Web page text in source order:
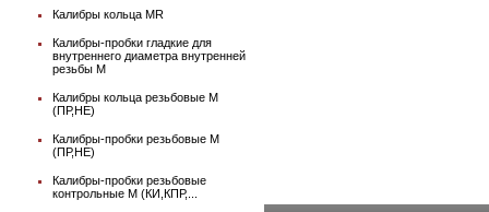
Калибры кольца MR
Калибры-пробки гладкие для
внутреннего диаметра внутренней
резьбы М
Калибры кольца резьбовые М
(ПР,НЕ)
Калибры-пробки резьбовые М
(ПР,НЕ)
Калибры-пробки резьбовые
контрольные М (КИ,КПР,...